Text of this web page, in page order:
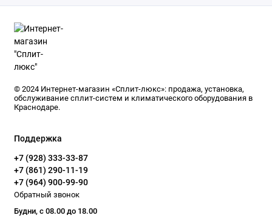
© 2024 Интернет-магазин «Сплит-люкс»: продажа, установка,
обслуживание сплит-систем и климатического оборудования в
Краснодаре.
Поддержка
+7 (928) 333-33-87
+7 (861) 290-11-19
+7 (964) 900-99-90
Обратный звонок
Будни, с 08.00 до 18.00